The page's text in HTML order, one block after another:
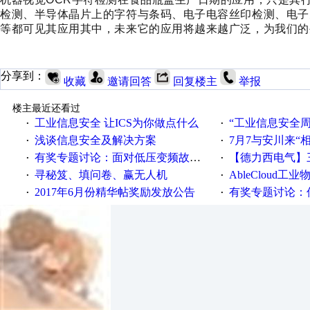
检测、半导体晶片上的字符与条码、电子电容丝印检测、电
等都可见其应用其中，未来它的应用将越来越广泛，为我们
分享到： 收藏 邀请回答 回复楼主 举报
楼主最近还看过
·
工业信息安全 让ICS为你做点什么 · “工业信息安全周之我见”
· 浅谈信息安全及解决方案 · 7月7与安川来“
· 有奖专题讨论：面对低压变频故障，老手是这样解决的！ · 【德力西电气】三
· 寻秘笈、填问卷、赢无人机 · AbleCloud工业物联
· 2017年6月份精华帖奖励发放公告 · 有奖专题讨论：伺服选择